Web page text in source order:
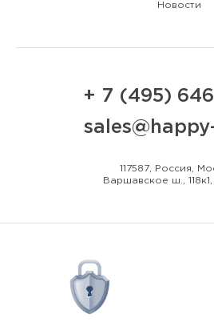
Новости
+ 7 (495)
117587, Россия,
Варшавское ш.,